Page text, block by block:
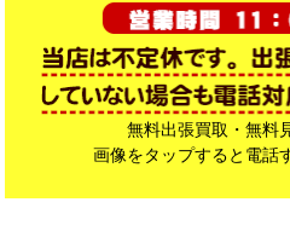
無料出張買取・無料
画像をタップすると電話